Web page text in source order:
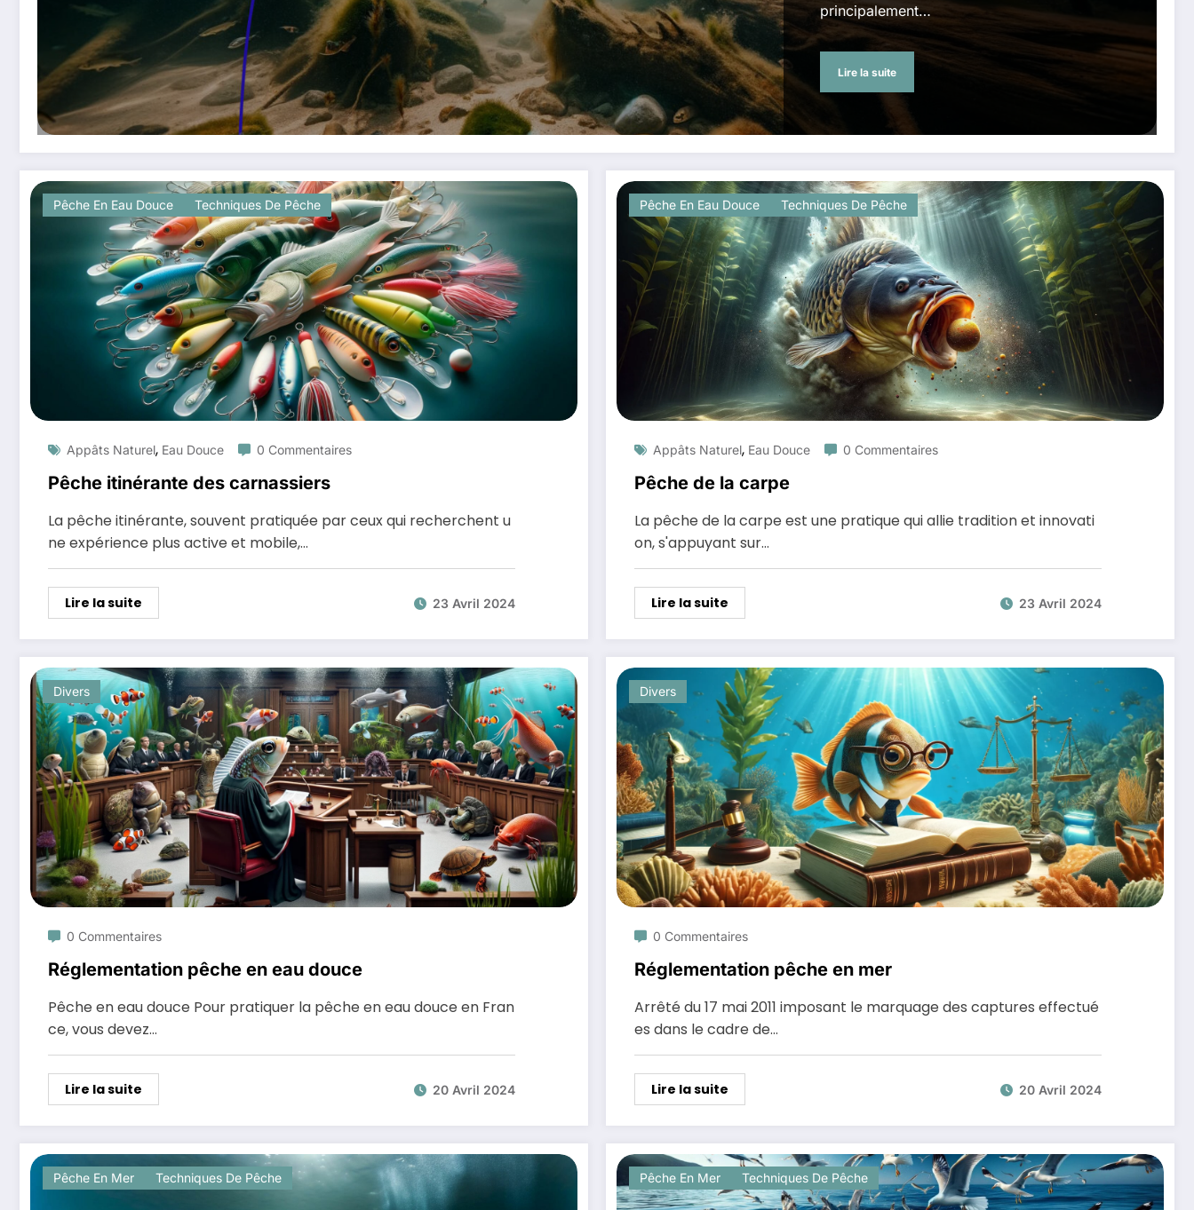
principalement…
Lire la suite
Pêche En Eau Douce Techniques De Pêche
Appâts Naturel, Eau Douce 0 Commentaires
Pêche itinérante des carnassiers
La pêche itinérante, souvent pratiquée par ceux qui recherchent u
ne expérience plus active et mobile,…
Lire la suite 23 Avril 2024
Pêche En Eau Douce Techniques De Pêche
Appâts Naturel, Eau Douce 0 Commentaires
Pêche de la carpe
La pêche de la carpe est une pratique qui allie tradition et innovati
on, s'appuyant sur…
Lire la suite 23 Avril 2024
Divers
0 Commentaires
Réglementation pêche en eau douce
Pêche en eau douce Pour pratiquer la pêche en eau douce en Fran
ce, vous devez…
Lire la suite 20 Avril 2024
Divers
0 Commentaires
Réglementation pêche en mer
Arrêté du 17 mai 2011 imposant le marquage des captures effectué
es dans le cadre de…
Lire la suite 20 Avril 2024
Pêche En Mer Techniques De Pêche Pêche En Mer Techniques De Pêche